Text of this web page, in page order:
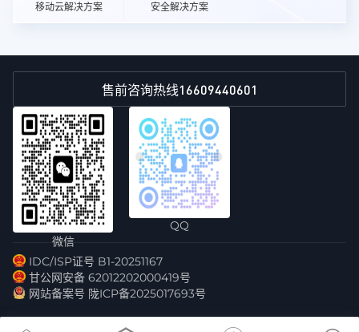
移动云解决方案 安全解决方案
售前咨询热线16609440601
微信
QQ
IDC/ISP证号 B1-20251167
甘公网安备 62012202000419号
网站备案号 陇ICP备2025017693号